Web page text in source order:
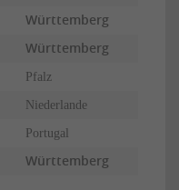
Württemberg
Württemberg
Pfalz
Niederlande
Portugal
Württemberg